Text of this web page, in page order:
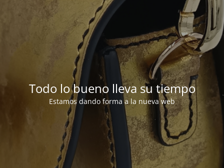
Todo lo bueno lleva su tiempo
Estamos dando forma a la nueva web